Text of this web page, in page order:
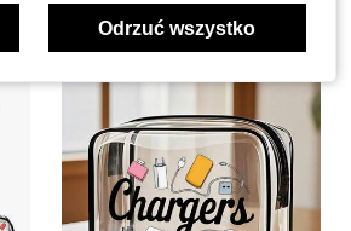
Odrzuć wszystko